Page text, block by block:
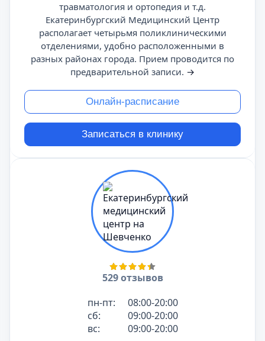
травматология и ортопедия и т.д.
Екатеринбургский Медицинский Центр
располагает четырьмя поликлиническими
отделениями, удобно расположенными в
разных районах города. Прием проводится по
предварительной записи. →
Онлайн-расписание
Записаться в клинику
529 отзывов
пн-пт:
08:00-20:00
сб:
09:00-20:00
вс:
09:00-20:00